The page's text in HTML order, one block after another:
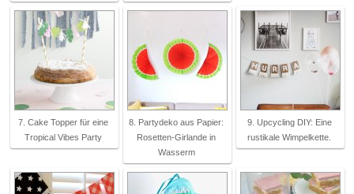
7. Cake Topper für eine
Tropical Vibes Party
8. Partydeko aus Papier:
Rosetten-Girlande in
Wasserm
9. Upcycling DIY: Eine
rustikale Wimpelkette.